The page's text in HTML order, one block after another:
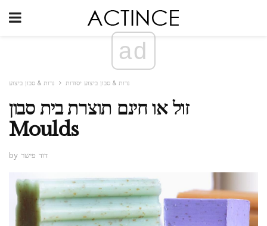
ad
נרות & סבון ביצוע יסודות נרות & סבון ביצוע
זול או חינם תוצרת בית סבון
Moulds
by דוד פישר